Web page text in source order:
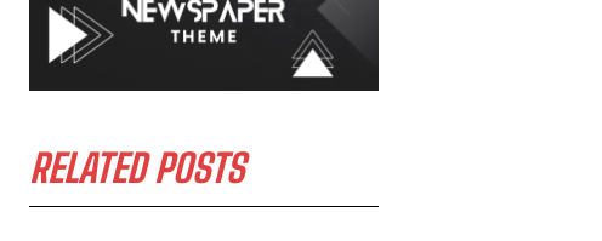
RELATED POSTS